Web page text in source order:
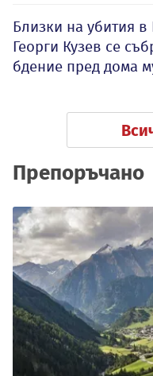
Близки на убития
Георги Кузев се
бдение пред дома
Препоръчано